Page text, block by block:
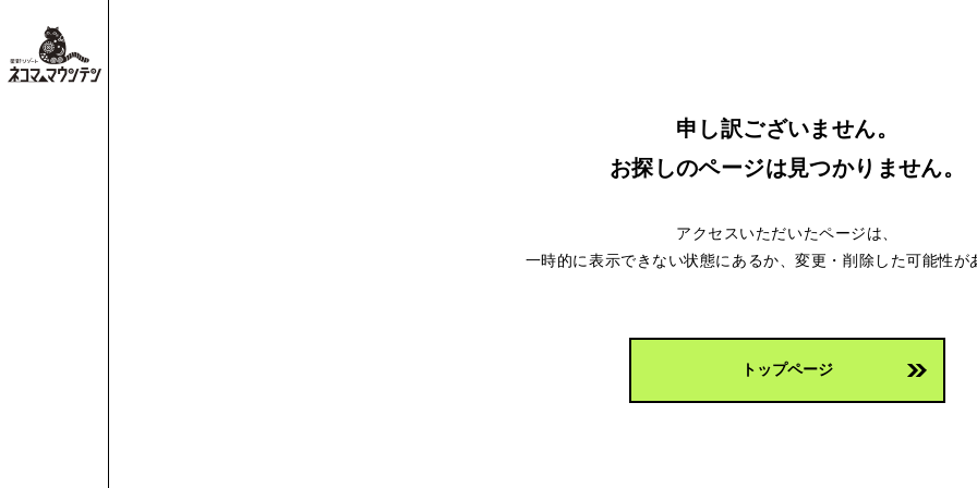
申し訳ございません。
お探しのページは見つかりません。
アクセスいただいたページは、
一時的に表示できない状態にあるか、変更・削除した可能性が
トップページ